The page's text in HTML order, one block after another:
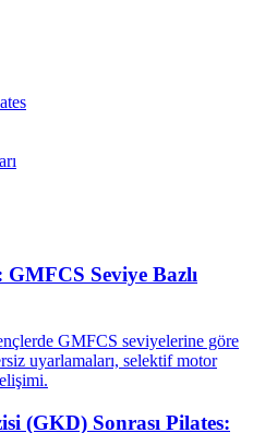
GMFCS Seviye Bazlı
GMFCS seviyelerine göre
uyarlamaları, selektif motor
(GKD) Sonrası Pilates: